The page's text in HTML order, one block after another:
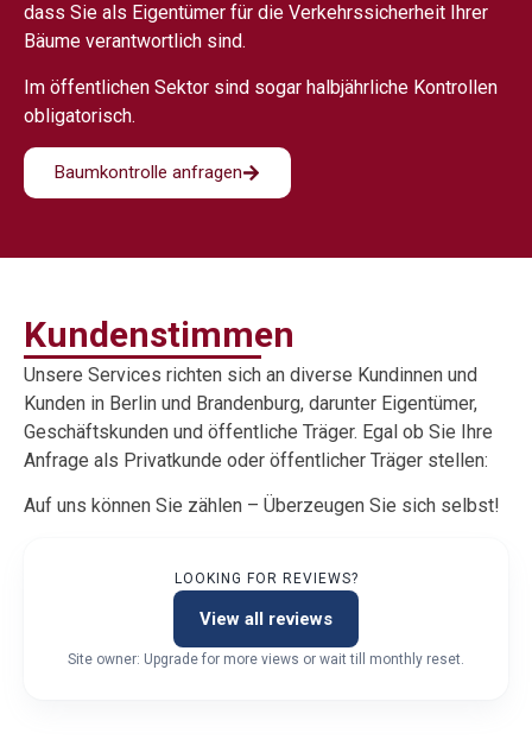
dass Sie als Eigentümer für die Verkehrssicherheit Ihrer
Bäume verantwortlich sind.
Im öffentlichen Sektor sind sogar halbjährliche Kontrollen
obligatorisch.
Baumkontrolle anfragen
Kundenstimmen
Unsere Services richten sich an diverse Kundinnen und
Kunden in Berlin und Brandenburg, darunter Eigentümer,
Geschäftskunden und öffentliche Träger. Egal ob Sie Ihre
Anfrage als Privatkunde oder öffentlicher Träger stellen:
Auf uns können Sie zählen – Überzeugen Sie sich selbst!
LOOKING FOR REVIEWS?
View all reviews
Site owner: Upgrade for more views or wait till monthly reset.